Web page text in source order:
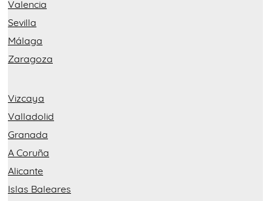
Valencia
Sevilla
Málaga
Zaragoza
Vizcaya
Valladolid
Granada
A Coruña
Alicante
Islas Baleares